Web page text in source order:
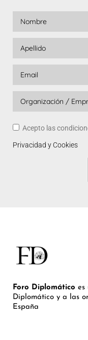
Acepto las
Privacidad y Cookies
Foro Diplomático es
Diplomático y a las
España